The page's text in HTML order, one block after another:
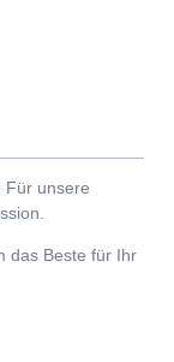
Für unsere
das Beste für Ihr